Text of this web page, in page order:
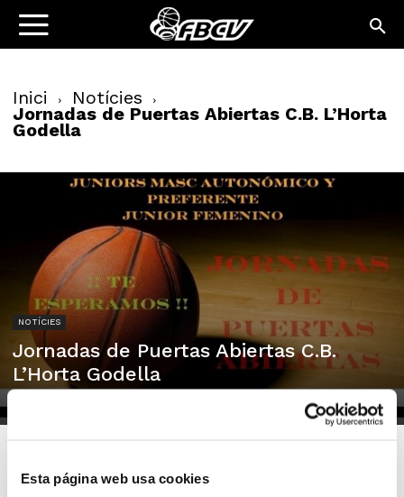
Esta página web usa cookies
Inici Notícies
Jornadas de Puertas Abiertas C.B. L’Horta
Godella
NOTÍCIES
Jornadas de Puertas Abiertas C.B.
L’Horta Godella